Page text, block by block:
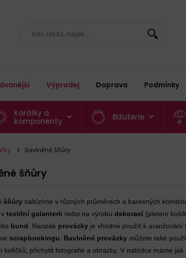
Výprodej Doprava Podmínky
Korálky a
komponenty
Bižuterie
Bavlněné šňůry
šňůry
šňůry nabízíme v různých průměrech a barevných
textilní galanterii nebo na výrobu dekorací (pletení
bund . Naopak provázky je vhodné použít k
scrapbookingu Bavlněné provázky můžete také
kolíčků, přichytit fotografie a obrázky. V nabídce máme jak